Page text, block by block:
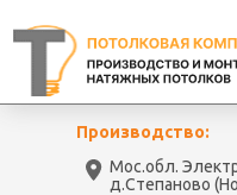
Мос.обл.
д.Степаново
Производство: